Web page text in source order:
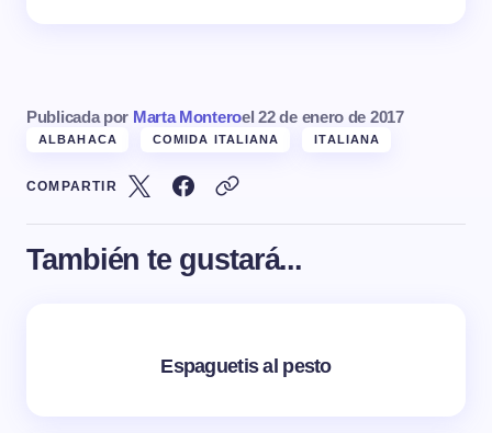
Publicada por Marta Monteroel 22 de enero de 2017
ALBAHACA COMIDA ITALIANA ITALIANA
COMPARTIR
También te gustará...
Espaguetis al pesto